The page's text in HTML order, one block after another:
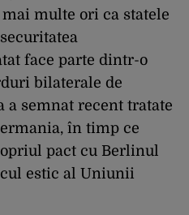
multe ori ca statele
face parte dintr-o
bilaterale de
a semnat recent tratate
în timp ce
pact cu Berlinul
estic al Uniunii